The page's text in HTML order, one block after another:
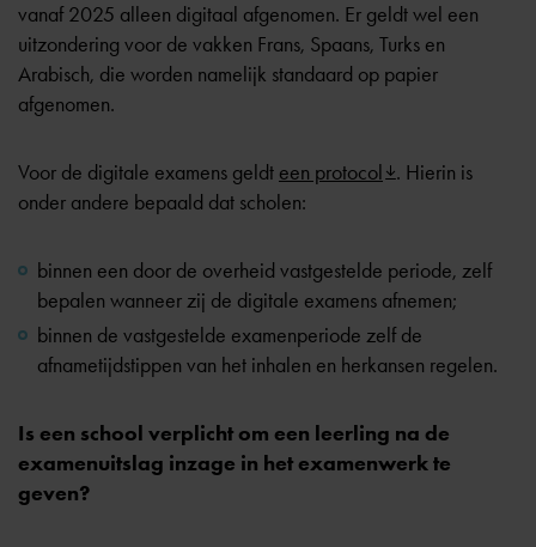
vanaf 2025 alleen digitaal afgenomen. Er geldt wel een
uitzondering voor de vakken Frans, Spaans, Turks en
Arabisch, die worden namelijk standaard op papier
afgenomen.
Voor de digitale examens geldt een protocol . Hierin is
onder andere bepaald dat scholen:
binnen een door de overheid vastgestelde periode, zelf
bepalen wanneer zij de digitale examens afnemen;
binnen de vastgestelde examenperiode zelf de
afnametijdstippen van het inhalen en herkansen regelen.
Is een school verplicht om een leerling na de
examenuitslag inzage in het examenwerk te
geven?